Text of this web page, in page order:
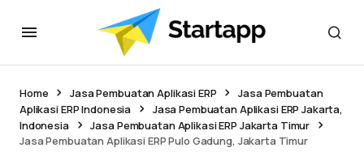
Home Jasa Pembuatan Aplikasi ERP
Jasa Pembuatan
Aplikasi ERP Indonesia
Jasa Pembuatan Aplikasi ERP Jakarta,
Indonesia
Jasa Pembuatan Aplikasi ERP Jakarta Timur
Jasa Pembuatan Aplikasi ERP Pulo Gadung, Jakarta Timur